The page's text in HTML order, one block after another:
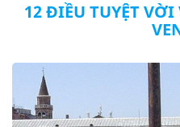
12 ĐIỀU TUYỆT VỜI